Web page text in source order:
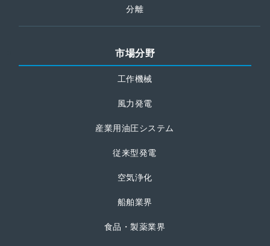
分離
市場分野
工作機械
風力発電
産業用油圧システム
従来型発電
空気浄化
船舶業界
食品・製薬業界